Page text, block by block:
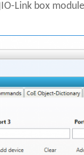
Link box